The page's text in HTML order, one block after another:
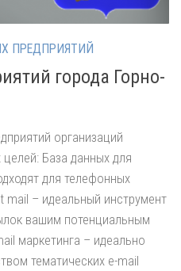
ПРЕДПРИЯТИЙ
города Горно-
организаций
База данных для
для телефонных
mail – идеальный инструмент
вашим потенциальным
маркетинга – идеально
тематических e-mail